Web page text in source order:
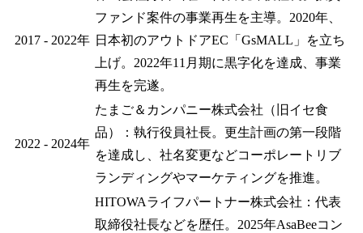
2017 - 2022年
ファンド案件の事業再生を主導。2020年、
日本初のアウトドアEC「GsMALL」を立ち
上げ。2022年11月期に黒字化を達成、事業
再生を完遂。
2022 - 2024年
たまご＆カンパニー株式会社（旧イセ食
品）：執行役員社長。更生計画の第一段階
を達成し、社名変更などコーポレートリブ
ランディングやマーケティングを推進。
HITOWAライフパートナー株式会社：代表
取締役社長などを歴任。2025年AsaBeeコン